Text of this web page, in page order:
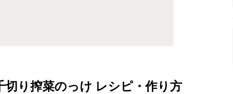
り搾菜のっけ レシピ・作り方